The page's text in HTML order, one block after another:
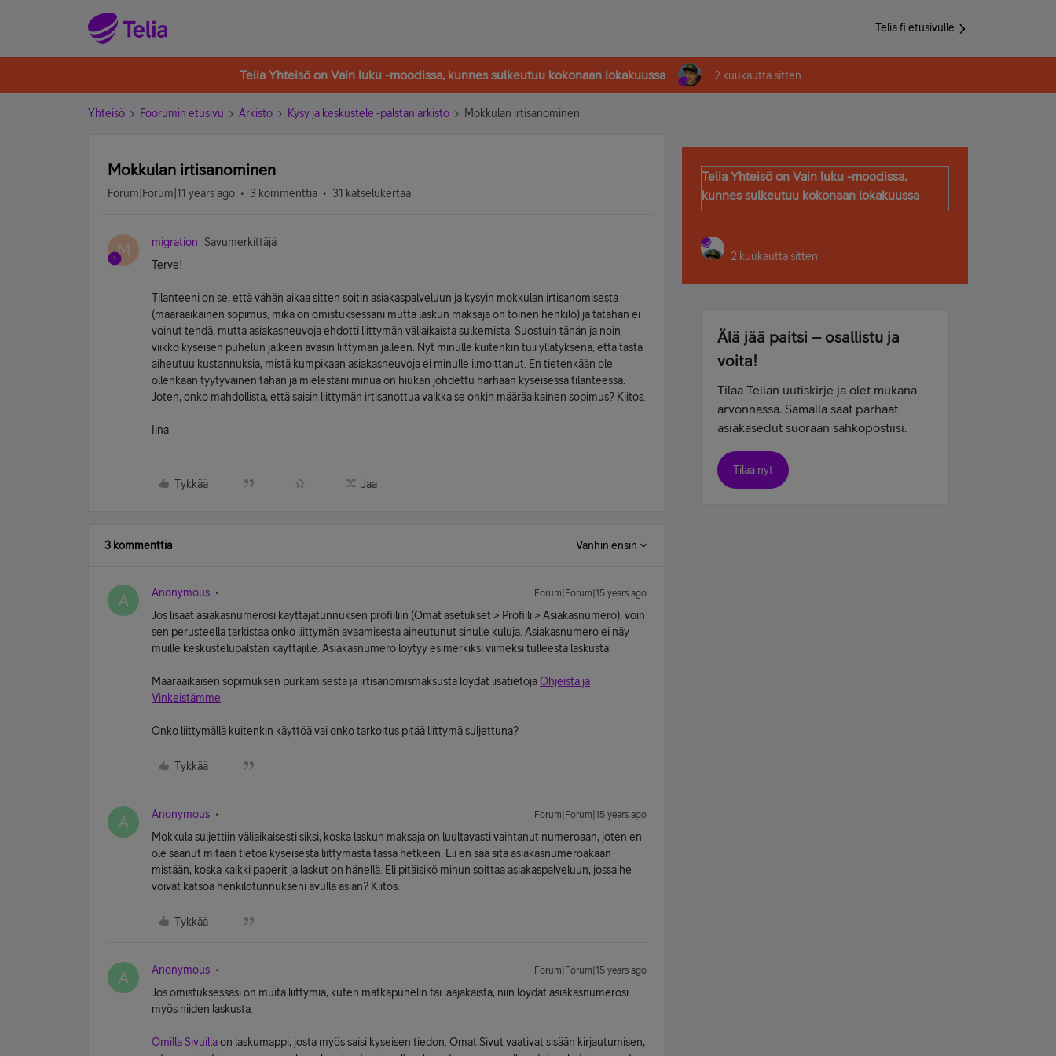
Telia.fi etusivulle
Telia Yhteisö on Vain luku -moodissa, kunnes sulkeutuu kokonaan lokakuussa 2 kuukautta sitten
Yhteisö Foorumin etusivu Arkisto Kysy ja keskustele -palstan arkisto Mokkulan irtisanominen
Mokkulan irtisanominen
Forum|Forum|11 years ago 3 kommenttia 31 katselukertaa
M migration
Savumerkittäjä
Terve!
Tilanteeni on se, että vähän aikaa sitten soitin asiakaspalveluun ja kysyin mokkulan irtisanomisesta
(määräaikainen sopimus, mikä on omistuksessani mutta laskun maksaja on toinen henkilö) ja tätähän ei
voinut tehdä, mutta asiakasneuvoja ehdotti liittymän väliaikaista sulkemista. Suostuin tähän ja noin
viikko kyseisen puhelun jälkeen avasin liittymän jälleen. Nyt minulle kuitenkin tuli yllätyksenä, että tästä
aiheutuu kustannuksia, mistä kumpikaan asiakasneuvoja ei minulle ilmoittanut. En tietenkään ole
ollenkaan tyytyväinen tähän ja mielestäni minua on hiukan johdettu harhaan kyseisessä tilanteessa.
Joten, onko mahdollista, että saisin liittymän irtisanottua vaikka se onkin määräaikainen sopimus? Kiitos.
Iina
Tykkää Jaa
3 kommenttia Vanhin ensin
A Anonymous Forum|Forum|15 years ago
Jos lisäät asiakasnumerosi käyttäjätunnuksen profiiliin (Omat asetukset > Profiili > Asiakasnumero), voin
sen perusteella tarkistaa onko liittymän avaamisesta aiheutunut sinulle kuluja. Asiakasnumero ei näy
muille keskustelupalstan käyttäjille. Asiakasnumero löytyy esimerkiksi viimeksi tulleesta laskusta.
Määräaikaisen sopimuksen purkamisesta ja irtisanomismaksusta löydät lisätietojaOhjeista ja
Vinkeistämme
Onko liittymällä kuitenkin käyttöä vai onko tarkoitus pitää liittymä suljettuna?
Tykkää
A Anonymous Forum|Forum|15 years ago
Mokkula suljettiin väliaikaisesti siksi, koska laskun maksaja on luultavasti vaihtanut numeroaan, joten en
ole saanut mitään tietoa kyseisestä liittymästä tässä hetkeen. Eli en saa sitä asiakasnumeroakaan
mistään, koska kaikki paperit ja laskut on hänellä. Eli pitäisikö minun soittaa asiakaspalveluun, jossa he
voivat katsoa henkilötunnukseni avulla asian? Kiitos.
Tykkää
A Anonymous Forum|Forum|15 years ago
Jos omistuksessasi on muita liittymiä, kuten matkapuhelin tai laajakaista, niin löydät asiakasnumerosi
myös niiden laskusta.
Omilla Sivuillaon laskumappi, josta myös saisi kyseisen tiedon. Omat Sivut vaativat sisään kirjautumisen,
Telia Yhteisö on Vain luku -moodissa,
kunnes sulkeutuu kokonaan lokakuussa
2 kuukautta sitten
Älä jää paitsi – osallistu ja
voita!
Tilaa Telian uutiskirje ja olet mukana
arvonnassa. Samalla saat parhaat
asiakasedut suoraan sähköpostiisi.
Tilaa nyt